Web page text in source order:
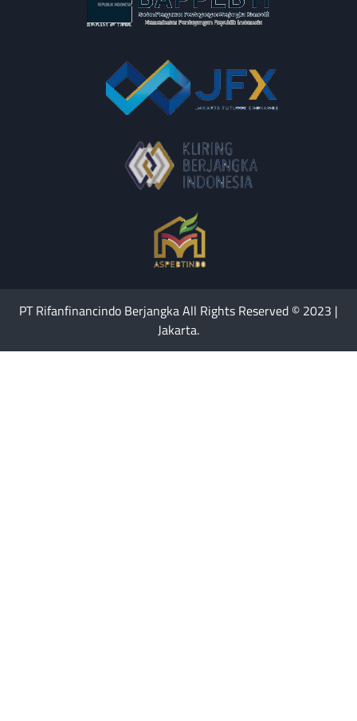
PT Rifanfinancindo Berjangka All Rights Reserved © 2023 |
Jakarta.